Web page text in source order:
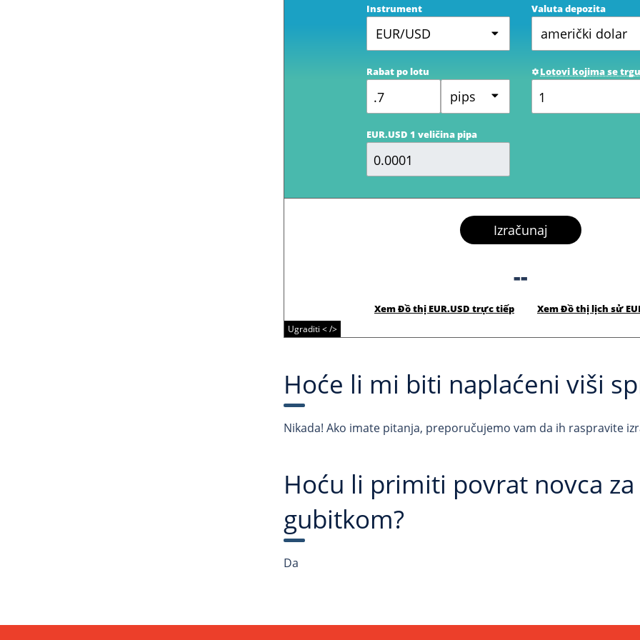
Instrument
EUR/USD
Valuta depozita
američki dolar
Rabat po lotu
pips
Lotovi kojima se
EUR.USD 1 veličina pipa
Izračunaj
--
Xem Đồ thị EUR.USD trực tiếp Xem Đồ thị lịch sử
Ugraditi < />
Hoće li mi biti naplaćeni viši
Nikada! Ako imate pitanja, preporučujemo vam da ih raspravite
Hoću li primiti povrat novca
gubitkom?
Da